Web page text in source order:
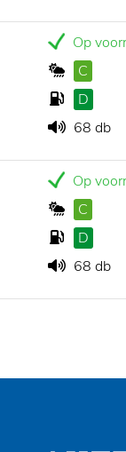
Op
C
D
68 db
Op
C
D
68 db